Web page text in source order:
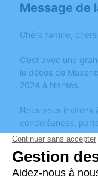
Message de
Chère famille, chers
C’est avec une
le décès de
2024 à Nantes.
Nous vous invitons
condoléances,
anecdote ou
ou des textes. Cet
honorer la mémoire